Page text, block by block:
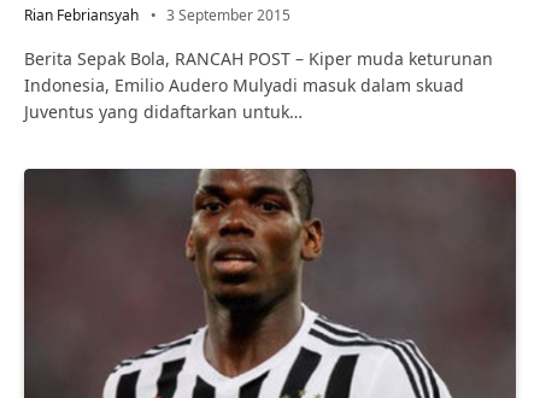
Rian Febriansyah 3 September 2015
Berita Sepak Bola, RANCAH POST – Kiper muda keturunan
Indonesia, Emilio Audero Mulyadi masuk dalam skuad
Juventus yang didaftarkan untuk…